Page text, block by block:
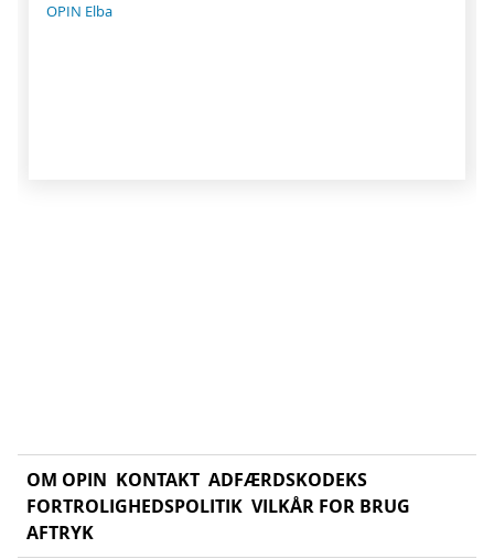
OPIN Elba
OM OPIN KONTAKT ADFÆRDSKODEKS
FORTROLIGHEDSPOLITIK VILKÅR FOR BRUG
AFTRYK